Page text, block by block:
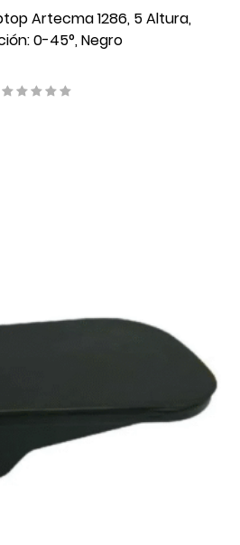
Artecma 1286, 5 Altura,
0-45°, Negro